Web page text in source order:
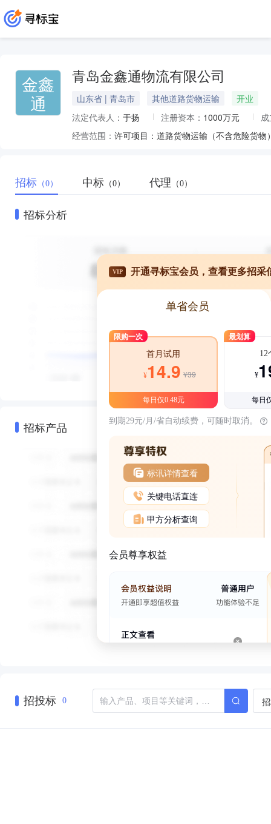
金鑫
通
青岛金鑫通物流有限公司
山东省 | 青岛市 其他道路货物运输
开业
法定代表人： 于扬 注册资本： 1000万元
经营范围：
招标 （0） 中标 （0） 代理 （0）
招标分析
招标产品
VIP 开通寻标宝会员，查看更多招采
单省会员
限购一次
首月试用
¥14.9 ¥39
每日仅0.48元
最划算
12
¥
每日
到期29元/月/省自动续费，可随时取消。
标讯详情查看
关键电话直连
甲方分析查询
会员尊享权益
招投标 0